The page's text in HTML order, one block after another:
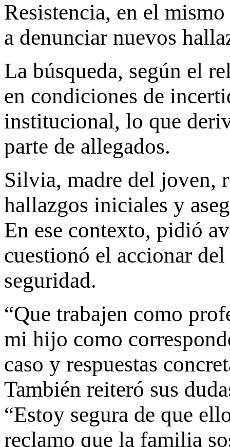
Resistencia, en el
a denunciar nuevos
La búsqueda, según el
en condiciones de
institucional, lo que
parte de allegados.
Silvia, madre del joven,
hallazgos iniciales y
En ese contexto, pidió
cuestionó el accionar
seguridad.
“Que trabajen como
mi hijo como
caso y respuestas
También reiteró sus
“Estoy segura de que
reclamo que la familia